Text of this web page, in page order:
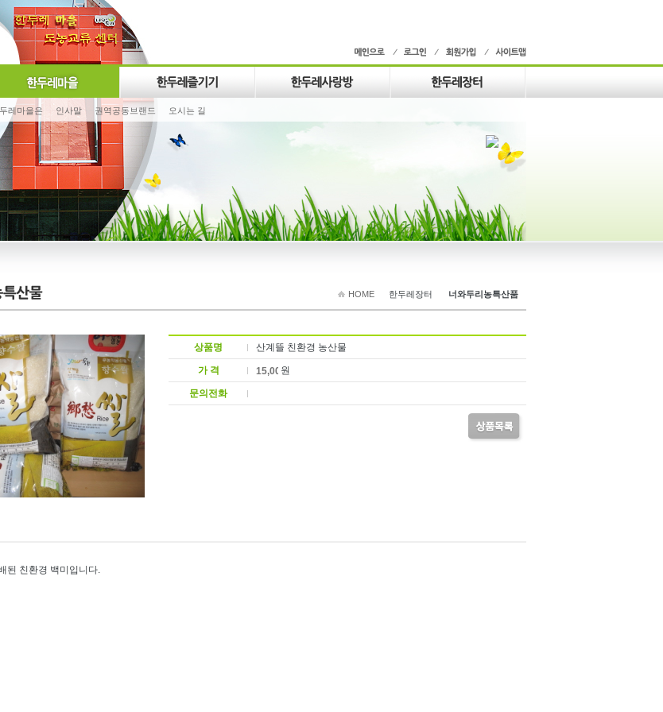
레마을은 인사말 권역공동브랜드 오시는 길
HOME 한두레장터 너와두리농특산품
상품명 산계뜰 친환경 농산물
가 격 원
문의전화
된 친환경 백미입니다.